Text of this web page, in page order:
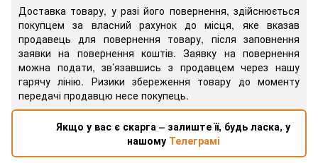
Доставка товару, у разі його повернення, здійснюється
покупцем за власний рахунок до місця, яке вказав
продавець для повернення товару, після заповнення
заявки на повернення коштів. Заявку на повернення
можна подати, зв’язавшись з продавцем через нашу
гарячу лінію. Ризики збереження товару до моменту
передачі продавцю несе покупець.
Якщо у вас є скарга – залиште її, будь ласка, у
нашому Телеграмі